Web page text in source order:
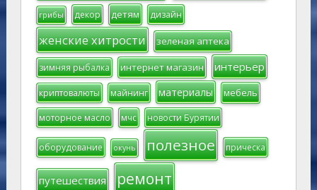
грибы декор детям дизайн
женские хитрости зеленая аптека
зимняя рыбалка интернет магазин интерьер
криптовалюты майнинг материалы мебель
моторное масло мчс новости Бурятии
оборудование окунь полезное прическа
путешествия ремонт